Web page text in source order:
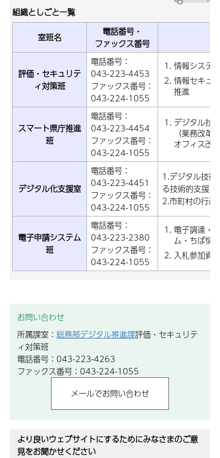
組織としごと一覧
室班名
電話番号・
ファックス番号
評価・セキュリテ
ィ対策班
電話番号：
043-223-4453
ファックス番号：
043-224-1055
情報システ
情報セキュ
推進
スマート県庁推進
班
電話番号：
043-223-4454
ファックス番号：
043-224-1055
デジタル技
（業務改革
オフィス改
デジタル化支援室
電話番号：
043-223-4451
ファックス番号：
043-224-1055
1.デジタル技術
る技術的支援
2.市町村の行
電子申請システム
班
電話番号：
043-223-2380
ファックス番号：
043-224-1055
電子調達・
ム・ちば情
入札参加資
お問い合わせ
所属課室： 総務部デジタル推進課評価・セキュリテ
ィ対策班
電話番号：043-223-4263
ファックス番号：043-224-1055
より良いウェブサイトにするためにみなさまのご意
見をお聞かせください